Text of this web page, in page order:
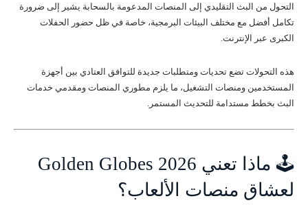
التحول من البث التقليدي إلى المنصات المدعومة بالسحابة يشير إلى ضرورة
تكامل أفضل مع مختلف البيئات البرمجية، خاصة في ظل حضور الحفلات
الكبرى عبر الإنترنت.
هذه التحولات تضع تحديات ومتطلبات جديدة للتوافق العتادي بين أجهزة
المستخدمين ومنصات التشغيل، ما يلزم مطوري المنصات ومقدمي خدمات
البث بخطط مستدامة للتحديث المستمر.
🕹️ ماذا تعني Golden Globes 2026
لعشاق منصات الألعاب؟